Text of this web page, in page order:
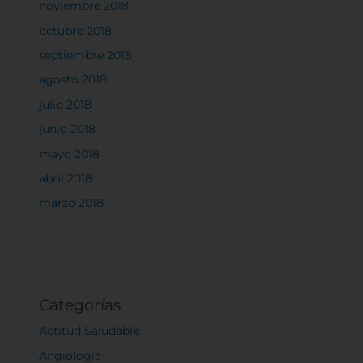
noviembre 2018
octubre 2018
septiembre 2018
agosto 2018
julio 2018
junio 2018
mayo 2018
abril 2018
marzo 2018
Categorías
Actitud Saludable
Angiología
experiencia en el sitio y los servicios que podemos
Permitir todas
Sistema de personalización de cookies